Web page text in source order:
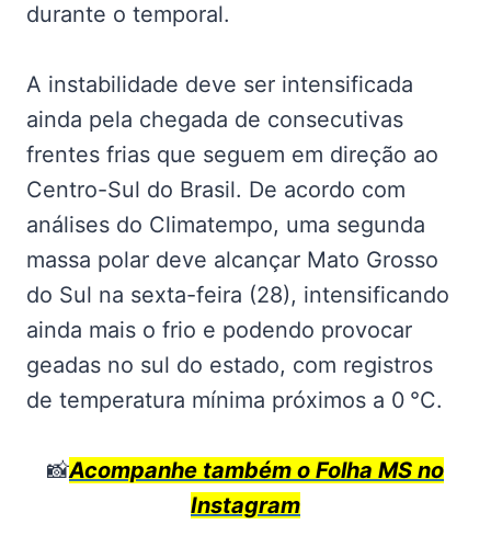
durante o temporal.
A instabilidade deve ser intensificada
ainda pela chegada de consecutivas
frentes frias que seguem em direção ao
Centro-Sul do Brasil. De acordo com
análises do Climatempo, uma segunda
massa polar deve alcançar Mato Grosso
do Sul na sexta-feira (28), intensificando
ainda mais o frio e podendo provocar
geadas no sul do estado, com registros
de temperatura mínima próximos a 0 °C.
📸Acompanhe também o Folha MS no
Instagram